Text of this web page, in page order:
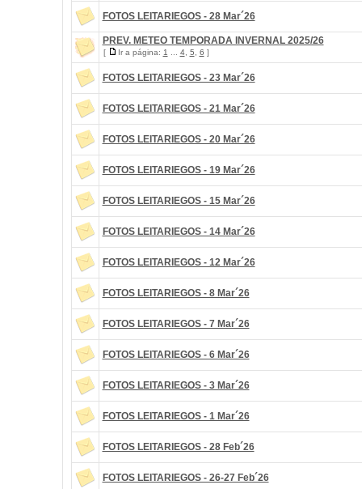
FOTOS LEITARIEGOS - 28 Mar´26
PREV. METEO TEMPORADA INVERNAL 2025/26
[ Ir a página: 1 4, 5 6 ]
FOTOS LEITARIEGOS - 23 Mar´26
FOTOS LEITARIEGOS - 21 Mar´26
FOTOS LEITARIEGOS - 20 Mar´26
FOTOS LEITARIEGOS - 19 Mar´26
FOTOS LEITARIEGOS - 15 Mar´26
FOTOS LEITARIEGOS - 14 Mar´26
FOTOS LEITARIEGOS - 12 Mar´26
FOTOS LEITARIEGOS - 8 Mar´26
FOTOS LEITARIEGOS - 7 Mar´26
FOTOS LEITARIEGOS - 6 Mar´26
FOTOS LEITARIEGOS - 3 Mar´26
FOTOS LEITARIEGOS - 1 Mar´26
FOTOS LEITARIEGOS - 28 Feb´26
FOTOS LEITARIEGOS - 26-27 Feb´26